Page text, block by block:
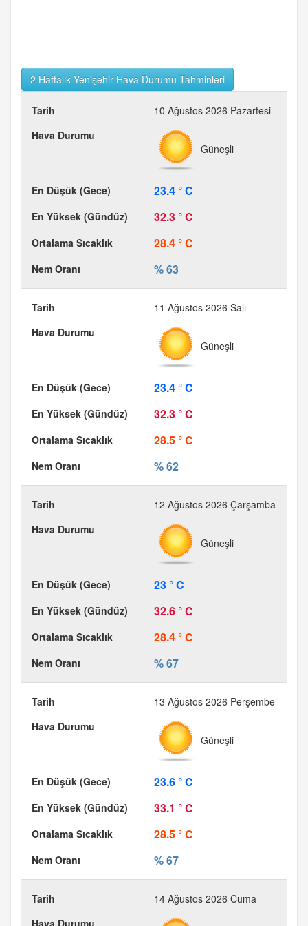
2 Haftalık Yenişehir Hava Durumu Tahminleri
10 Ağustos 2026 Pazartesi
Güneşli
23.4 ° C
32.3 ° C
28.4 ° C
% 63
11 Ağustos 2026 Salı
Güneşli
23.4 ° C
32.3 ° C
28.5 ° C
% 62
12 Ağustos 2026 Çarşamba
Güneşli
23 ° C
32.6 ° C
28.4 ° C
% 67
13 Ağustos 2026 Perşembe
Güneşli
23.6 ° C
33.1 ° C
28.5 ° C
% 67
14 Ağustos 2026 Cuma